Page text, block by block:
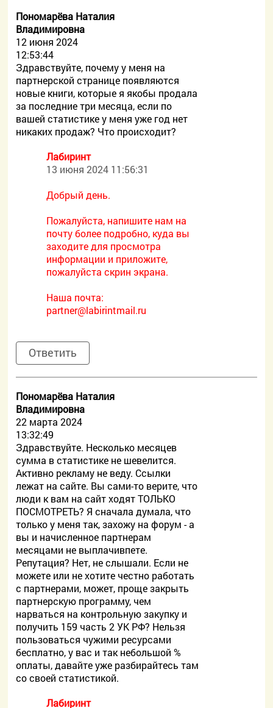
Пономарёва Наталия
Владимировна
12 июня 2024
12:53:44
Здравствуйте, почему у меня на
партнерской странице появляются
новые книги, которые я якобы продала
за последние три месяца, если по
вашей статистике у меня уже год нет
никаких продаж? Что происходит?
Лабиринт
13 июня 2024 11:56:31
Добрый день.
Пожалуйста, напишите нам на
почту более подробно, куда вы
заходите для просмотра
информации и приложите,
пожалуйста скрин экрана.
Наша почта:
partner@labirintmail.ru
Ответить
Пономарёва Наталия
Владимировна
22 марта 2024
13:32:49
Здравствуйте. Несколько месяцев
сумма в статистике не шевелится.
Активно рекламу не веду. Ссылки
лежат на сайте. Вы сами-то верите, что
люди к вам на сайт ходят ТОЛЬКО
ПОСМОТРЕТЬ? Я сначала думала, что
только у меня так, захожу на форум - а
вы и начисленное партнерам
месяцами не выплачивпете.
Репутация? Нет, не слышали. Если не
можете или не хотите честно работать
с партнерами, может, проще закрыть
партнерскую программу, чем
нарваться на контрольную закупку и
получить 159 часть 2 УК РФ? Нельзя
пользоваться чужими ресурсами
бесплатно, у вас и так небольшой %
оплаты, давайте уже разбирайтесь там
со своей статистикой.
Лабиринт